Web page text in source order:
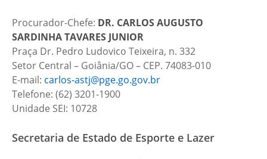
Procurador-Chefe: DR. CARLOS AUGUSTO
SARDINHA TAVARES JUNIOR
Praça Dr. Pedro Ludovico Teixeira, n. 332
Setor Central – Goiânia/GO – CEP. 74083-010
E-mail: carlos-astj@pge.go.gov.br
Telefone: (62) 3201-1900
Unidade SEI: 10728
Secretaria de Estado de Esporte e Lazer